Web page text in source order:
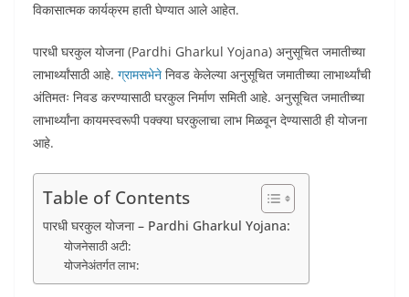
विकासात्मक कार्यक्रम हाती घेण्यात आले आहेत.
पारधी घरकुल योजना (Pardhi Gharkul Yojana) अनुसूचित जमातीच्या
लाभार्थ्यांसाठी आहे. ग्रामसभेने निवड केलेल्या अनुसूचित जमातीच्या लाभार्थ्यांची
अंतिमतः निवड करण्यासाठी घरकुल निर्माण समिती आहे. अनुसूचित जमातीच्या
लाभार्थ्यांना कायमस्वरूपी पक्क्या घरकुलाचा लाभ मिळवून देण्यासाठी ही योजना
आहे.
Table of Contents
पारधी घरकुल योजना – Pardhi Gharkul Yojana:
योजनेसाठी अटी:
योजनेअंतर्गत लाभ: